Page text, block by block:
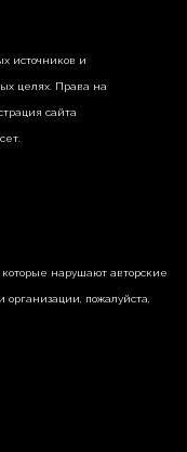
источников и
целях. Права на
сайта
нарушают авторские
пожалуйста,